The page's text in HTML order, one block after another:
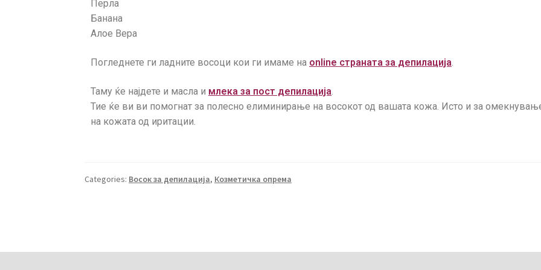
Перла
Банана
Алое Вера
Погледнете ги ладните восоци кои ги имаме на online страната за депилација.
Таму ќе најдете и масла и млека за пост депилација
Тие ќе ви ви помогнат за полесно елиминирање на восокот од вашата кожа. Исто и за
на кожата од иритации.
Categories: Восок за депилација, Козметичка опрема